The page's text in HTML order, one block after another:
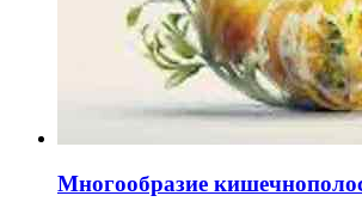
Многообразие